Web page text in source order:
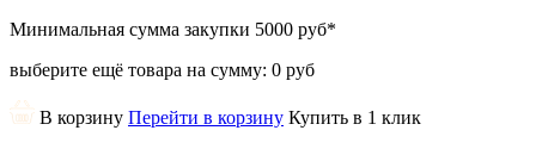
Минимальная сумма закупки 5000 руб*
выберите ещё товара на сумму: 0 руб
В корзину Перейти в корзину Купить в 1 клик